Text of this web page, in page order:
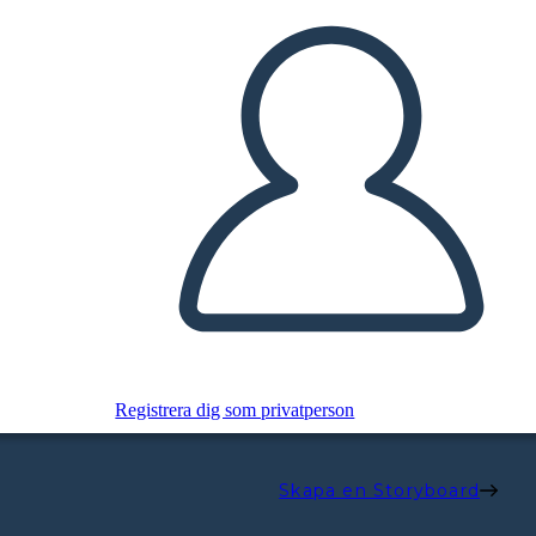
Registrera dig som privatperson
Skapa en Storyboard